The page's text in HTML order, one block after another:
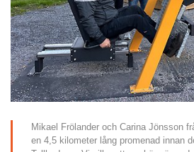
Mikael Frölander och Carina Jönsson
en 4,5 kilometer lång promenad innan